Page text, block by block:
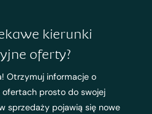
kierunki
oferty?
Otrzymuj informacje o
prosto do swojej
sprzedaży pojawią się nowe